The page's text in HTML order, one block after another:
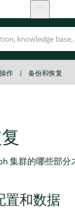
作 | 备份和恢复
集群的哪些部分
置和数据